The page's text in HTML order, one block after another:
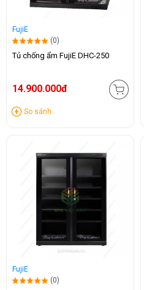
FujiE
(0)
Tủ chống ẩm FujiE DHC-250
14.900.000đ
So sánh
FujiE
(0)